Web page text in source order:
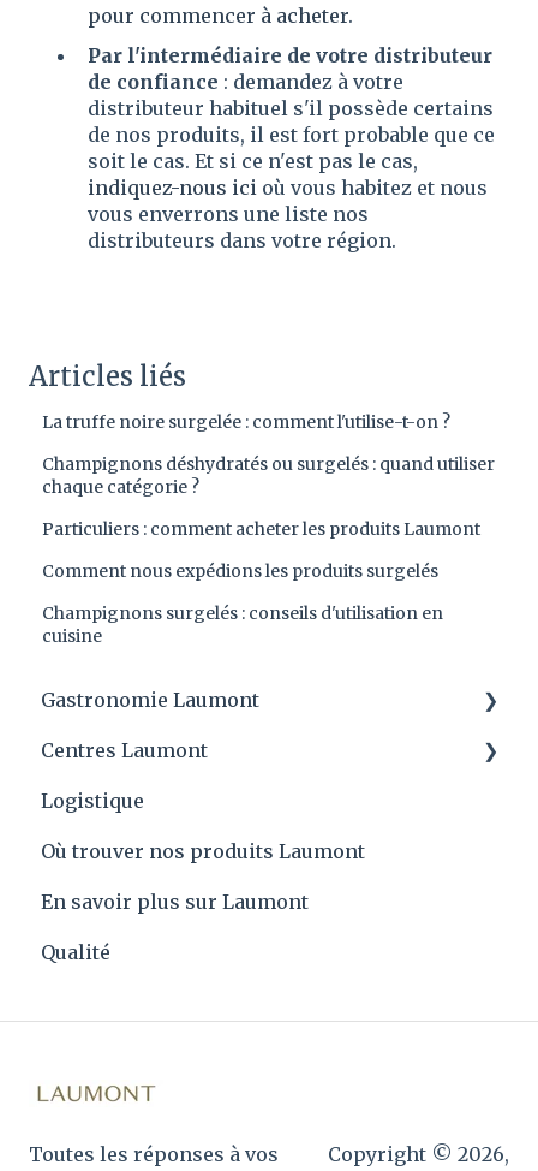
pour commencer à acheter.
Par l'intermédiaire de votre distributeur
de confiance : demandez à votre
distributeur habituel s'il possède certains
de nos produits, il est fort probable que ce
soit le cas. Et si ce n'est pas le cas,
indiquez-nous ici où vous habitez et nous
vous enverrons une liste nos
distributeurs dans votre région.
Articles liés
La truffe noire surgelée : comment l'utilise-t-on ?
Champignons déshydratés ou surgelés : quand utiliser
chaque catégorie ?
Particuliers : comment acheter les produits Laumont
Comment nous expédions les produits surgelés
Champignons surgelés : conseils d'utilisation en
cuisine
Gastronomie Laumont
Conseils Laumont et applications des
Centres Laumont
Quartier général
Logistique
Où trouver nos produits Laumont
En savoir plus sur Laumont
Qualité
Toutes les réponses à vos
Copyright © 2026,